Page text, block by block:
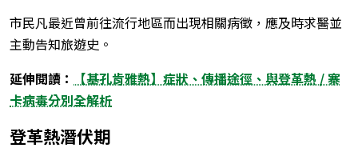
市民凡最近曾前往流行地區而出現相關病徵，應及時求醫並
主動告知旅遊史。
延伸閱讀：
【基孔肯雅熱】症狀、傳播途徑、與登革熱 / 寨
卡病毒分別全解析
登革熱潛伏期